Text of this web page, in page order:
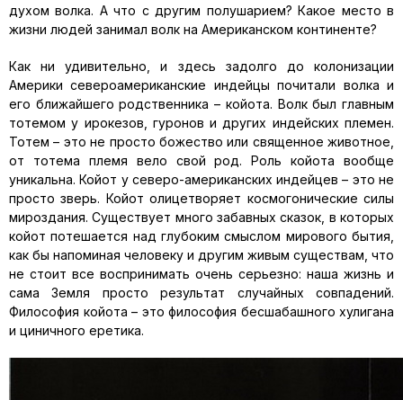
духом волка. А что с другим полушарием? Какое место в
жизни людей занимал волк на Американском континенте?
Как ни удивительно, и здесь задолго до колонизации
Америки североамериканские индейцы почитали волка и
его ближайшего родственника – койота. Волк был главным
тотемом у ирокезов, гуронов и других индейских племен.
Тотем – это не просто божество или священное животное,
от тотема племя вело свой род. Роль койота вообще
уникальна. Койот у северо-американских индейцев – это не
просто зверь. Койот олицетворяет космогонические силы
мироздания. Существует много забавных сказок, в которых
койот потешается над глубоким смыслом мирового бытия,
как бы напоминая человеку и другим живым существам, что
не стоит все воспринимать очень серьезно: наша жизнь и
сама Земля просто результат случайных совпадений.
Философия койота – это философия бесшабашного хулигана
и циничного еретика.